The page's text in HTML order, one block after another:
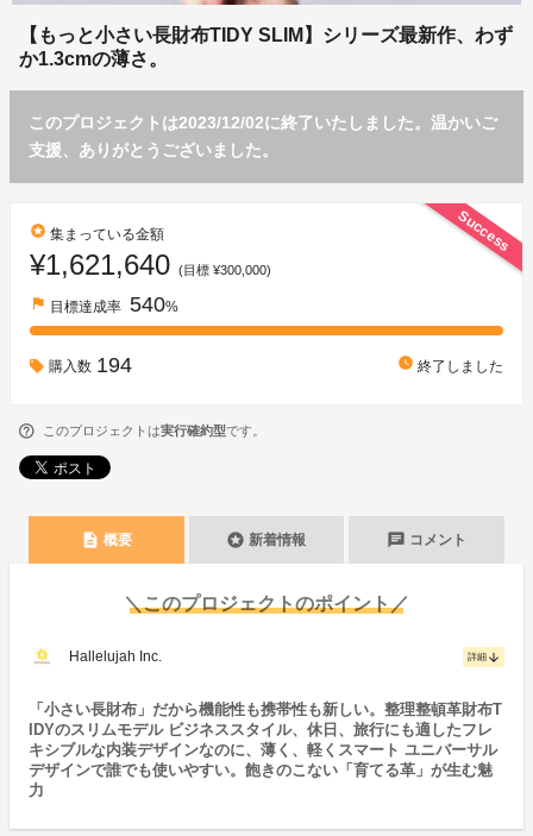
【もっと小さい長財布TIDY SLIM】シリーズ最新作、わず
か1.3cmの薄さ。
このプロジェクトは2023/12/02に終了いたしました。温かいご
支援、ありがとうございました。
Success
stars 集まっている金額
¥1,621,640 (目標 ¥300,000)
flag 目標達成率 540%
購入数 194 watch_later 終了しました
このプロジェクトは実行確約型です。
description 概要 stars 新着情報 chat コメント
＼このプロジェクトのポイント／
Hallelujah Inc. 詳細 arrow_downward
「小さい長財布」だから機能性も携帯性も新しい。整理整頓革財布T
IDYのスリムモデル ビジネススタイル、休日、旅行にも適したフレ
キシブルな内装デザインなのに、薄く、軽くスマート ユニバーサル
デザインで誰でも使いやすい。飽きのこない「育てる革」が生む魅
力